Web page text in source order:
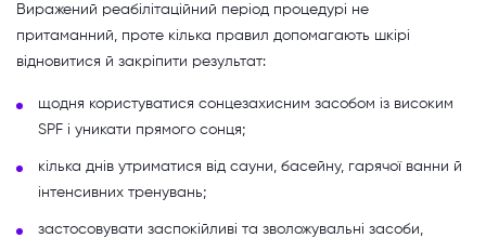
Виражений реабілітаційний період процедурі не
притаманний, проте кілька правил допомагають шкірі
відновитися й закріпити результат:
щодня користуватися сонцезахисним засобом із високим
SPF і уникати прямого сонця;
кілька днів утриматися від сауни, басейну, гарячої ванни й
інтенсивних тренувань;
застосовувати заспокійливі та зволожувальні засоби,